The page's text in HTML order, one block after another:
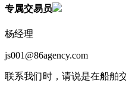
专属交易员
杨经理
js001@86agency.com
联系我们时，请说是在船舶